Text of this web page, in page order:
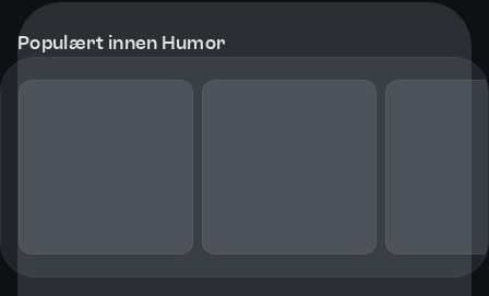
Populært innen Humor